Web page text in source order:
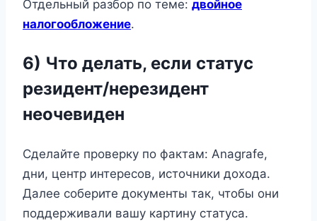
Отдельный разбор по теме: двойное
налогообложение.
6) Что делать, если статус
резидент/нерезидент
неочевиден
Сделайте проверку по фактам: Anagrafe,
дни, центр интересов, источники дохода.
Далее соберите документы так, чтобы они
поддерживали вашу картину статуса.